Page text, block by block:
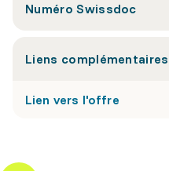
Numéro Swissdoc
Liens complémentaires
Lien vers l'offre